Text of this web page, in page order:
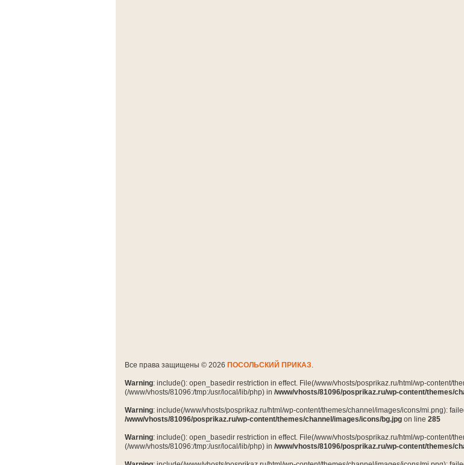
Все права защищены © 2026 ПОСОЛЬСКИЙ ПРИКАЗ.
Warning: include(): open_basedir restriction in effect. File(/www/vhosts/posprikaz.ru/html/wp-content/
(/www/vhosts/81096:/tmp:/usr/local/lib/php) in /www/vhosts/81096/posprikaz.ru/wp-content/themes/
Warning: include(/www/vhosts/posprikaz.ru/html/wp-content/themes/channel/images/icons/mi.png):
/www/vhosts/81096/posprikaz.ru/wp-content/themes/channel/images/icons/bg.jpg on line 285
Warning: include(): open_basedir restriction in effect. File(/www/vhosts/posprikaz.ru/html/wp-content/
(/www/vhosts/81096:/tmp:/usr/local/lib/php) in /www/vhosts/81096/posprikaz.ru/wp-content/themes/